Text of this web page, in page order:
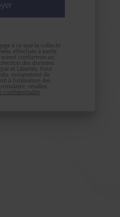
les formulaires
ceux soumis
à ce que la collecte
effectués à partir
, soient conformes au
des données
et Libertés. Pour
notamment de
à l'utilisation des
veuillez
confidentialité